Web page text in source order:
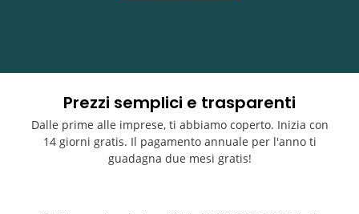
Prezzi semplici e trasparenti
Dalle prime alle imprese, ti abbiamo coperto. Inizia con
14 giorni gratis. Il pagamento annuale per l'anno ti
guadagna due mesi gratis!